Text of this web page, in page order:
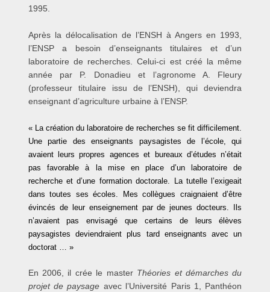
1995.
Après la délocalisation de l’ENSH à Angers en 1993,
l’ENSP a besoin d’enseignants titulaires et d’un
laboratoire de recherches. Celui-ci est créé la même
année par P. Donadieu et l’agronome A. Fleury
(professeur titulaire issu de l’ENSH), qui deviendra
enseignant d’agriculture urbaine à l’ENSP.
« La création du laboratoire de recherches se fit difficilement.
Une partie des enseignants paysagistes de l’école, qui
avaient leurs propres agences et bureaux d’études n’était
pas favorable à la mise en place d’un laboratoire de
recherche et d’une formation doctorale. La tutelle l’exigeait
dans toutes ses écoles. Mes collègues craignaient d’être
évincés de leur enseignement par de jeunes docteurs. Ils
n’avaient pas envisagé que certains de leurs élèves
paysagistes deviendraient plus tard enseignants avec un
doctorat … »
En 2006, il crée le master Théories et démarches du
projet de paysage avec l’Université Paris 1, Panthéon